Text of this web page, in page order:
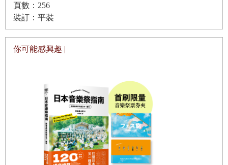
鍋物
澡堂時光
餃子和小籠包
大阪燒
章魚燒大事記
美國女孩的日本甜點體驗
頁數：256
裝訂：平裝
你可能感興趣 |